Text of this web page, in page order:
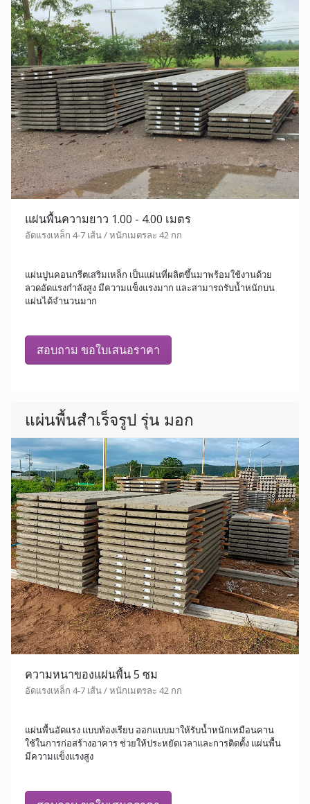
แผ่นพื้นความยาว 1.00 - 4.00 เมตร
อัดแรงเหล็ก 4-7 เส้น / หนักเมตรละ 42 กก
แผ่นปูนคอนกรีตเสริมเหล็ก เป็นแผ่นที่ผลิตขึ้นมาพร้อมใช้งานด้วย
ลวดอัดแรงกำลังสูง มีความแข็งแรงมาก และสามารถรับน้ำหนักบน
แผ่นได้จำนวนมาก
สอบถาม ขอใบเสนอราคา
แผ่นพื้นสำเร็จรูป รุ่น มอก
ความหนาของแผ่นพื้น 5 ซม
อัดแรงเหล็ก 4-7 เส้น / หนักเมตรละ 42 กก
แผ่นพื้นอัดแรง แบบท้องเรียบ ออกแบบมาให้รับน้ำหนักเหมือนคาน
ใช้ในการก่อสร้างอาคาร ช่วยให้ประหยัดเวลาและการติดตั้ง แผ่นพื้น
มีความแข็งแรงสูง